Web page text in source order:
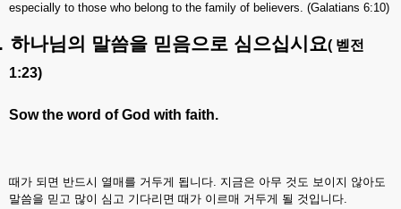
especially to those who belong to the family of believers. (Galatians 6:10)
하나님의 말씀을 믿음으로 심으십시요( 벧전
1:23)
Sow the word of God with faith.
때가 되면 반드시 열매를 거두게 됩니다. 지금은 아무 것도 보이지 않아도
말씀을 믿고 많이 심고 기다리면 때가 이르매 거두게 될 것입니다.